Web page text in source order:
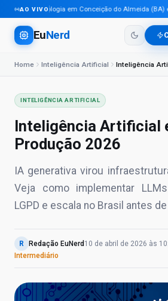
AO VIVO
Tecnologia em Conceição do Almeida (BA)
EuNerd
Home Inteligência Artificial Inteligência
INTELIGÊNCIA ARTIFICIAL
Inteligência Artificial
Produção 2026
IA generativa virou
Veja como implementar
LGPD e escala no Brasil antes
R Redação EuNerd 10 de abril de 2026 às
Intermediário